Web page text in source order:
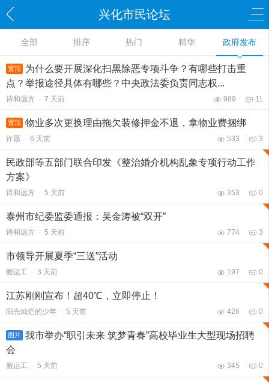
兴化市民论坛
全部 排序 热门 精华 政府发布
置顶
为什么要开展深化扫黑除恶专项斗争？有哪些打击重
点？举报途径具体有哪些？中央政法委负责同志权...
诗和远方 - 7 天前 11
989
置顶 物业多次更换理由拖欠装修押金不退，拿物业费捆绑
许愿 - 6 天前 3
533
民政部等五部门联合印发《整治婚介机构乱象专项行动工作
方案》
诗和远方 - 5 天前 0
353
泰州市纪委监委通报：吴金涛被“双开”
诗和远方 - 5 天前 3
774
市领导开展夏季“三送”活动
搬运工 - 3 天前 0
197
江苏刚刚宣布！超40℃，立即停止！
阳光灿烂的少年 - 5 天前 0
426
图片 我市举办“职引未来 筑梦青春”高校毕业生大型现场招聘
会
搬运工 - 5 天前 0
345